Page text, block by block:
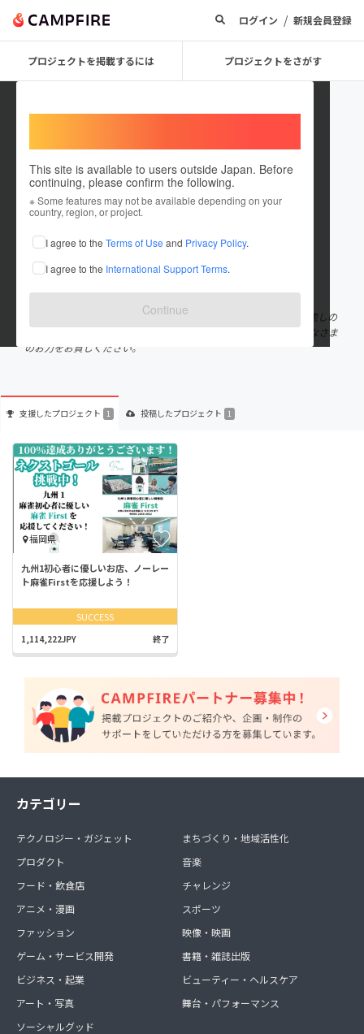
ログイン / 新規会員登録
プロジェクトを掲載するには プロジェクトをさがす
This site is available to users outside Japan. Before
continuing, please confirm the following.
※ Some features may not be available depending on your
country, region, or project.
I agree to the Terms of Use and Privacy Policy.
I agree to the International Support Terms.
Continue
dahabkaori816
これまでに1回支援して1件のプロジェクトを投稿しています
在住国：日本 現在地：愛知県
出身国：日本 出身地：愛知県
今回限りのプロジェクトとなります。 観光客、バックパッカーの癒しの
場であったレストランの再建に気合入っております！ ぜひともみなさま
のお力をお貸しください。
支援したプロジェクト 1 投稿したプロジェクト 1
福岡県
九州1初心者に優しいお店、ノーレー
ト麻雀Firstを応援しよう！
SUCCESS
1,114,222JPY 終了
カテゴリー
テクノロジー・ガジェット
プロダクト
フード・飲食店
アニメ・漫画
ファッション
ゲーム・サービス開発
ビジネス・起業
アート・写真
ソーシャルグッド
まちづくり・地域活性化
音楽
チャレンジ
スポーツ
映像・映画
書籍・雑誌出版
ビューティー・ヘルスケア
舞台・パフォーマンス